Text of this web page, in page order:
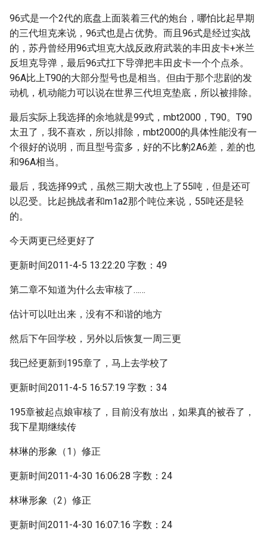
96式是一个2代的底盘上面装着三代的炮台，哪怕比起早期
的三代坦克来说，96式也是占优势。而且96式是经过实战
的，苏丹曾经用96式坦克大战反政府武装的丰田皮卡+米兰
反坦克导弹，最后96式扛下导弹把丰田皮卡一个个点杀。
96A比上T90的大部分型号也是相当。但由于那个悲剧的发
动机，机动能力可以说在世界三代坦克垫底，所以被排除。
最后实际上我选择的余地就是99式，mbt2000，T90。T90
太丑了，我不喜欢，所以排除，mbt2000的具体性能没有一
个很好的说明，而且型号蛮多，好的不比豹2A6差，差的也
和96A相当。
最后，我选择99式，虽然三期大改也上了55吨，但是还可
以忍受。比起挑战者和m1a2那个吨位来说，55吨还是轻
的。
今天两更已经更好了
更新时间2011-4-5 13:22:20 字数：49
第二章不知道为什么去审核了……
估计可以吐出来，没有不和谐的地方
然后下午回学校，另外以后恢复一周三更
我已经更新到195章了，马上去学校了
更新时间2011-4-5 16:57:19 字数：34
195章被起点娘审核了，目前没有放出，如果真的被吞了，
我下星期继续传
林琳的形象（1）修正
更新时间2011-4-30 16:06:28 字数：24
林琳形象（2）修正
更新时间2011-4-30 16:07:16 字数：24